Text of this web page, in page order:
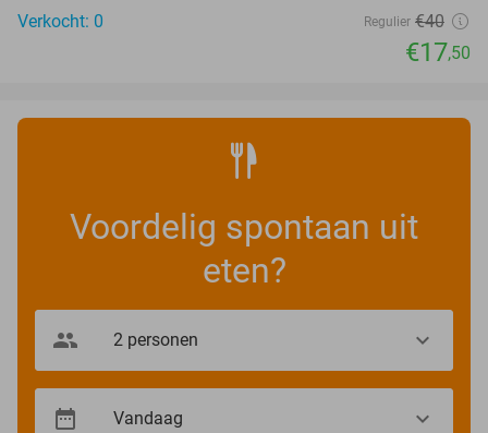
Verkocht: 0
Regulier €40
€17,50
Voordelig spontaan uit
eten?